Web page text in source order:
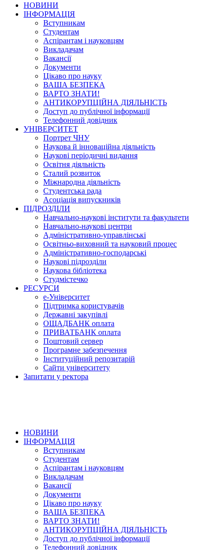
НОВИНИ
ІНФОРМАЦІЯ
Вступникам
Студентам
Аспірантам і науковцям
Викладачам
Вакансії
Документи
Цікаво про науку
ВАША БЕЗПЕКА
ВАРТО ЗНАТИ!
АНТИКОРУПЦІЙНА ДІЯЛЬНІСТЬ
Доступ до публічної інформації
Телефонний довідник
УНІВЕРСИТЕТ
Портрет ЧНУ
Наукова й інноваційна діяльність
Наукові періодичні видання
Освітня діяльність
Сталий розвиток
Міжнародна діяльність
Студентська рада
Асоціація випускників
ПІДРОЗДІЛИ
Навчально-наукові інститути та факультети
Навчально-наукові центри
Адміністративно-управлінські
Освітньо-виховний та науковий процес
Адміністративно-господарські
Наукові підрозділи
Наукова бібліотека
Студмістечко
РЕСУРСИ
е-Університет
Підтримка користувачів
Державні закупівлі
ОЩАДБАНК оплата
ПРИВАТБАНК оплата
Поштовий сервер
Програмне забезпечення
Інституційний репозитарій
Сайти університету
Запитати у ректора
НОВИНИ
ІНФОРМАЦІЯ
Вступникам
Студентам
Аспірантам і науковцям
Викладачам
Вакансії
Документи
Цікаво про науку
ВАША БЕЗПЕКА
ВАРТО ЗНАТИ!
АНТИКОРУПЦІЙНА ДІЯЛЬНІСТЬ
Доступ до публічної інформації
Телефонний довідник